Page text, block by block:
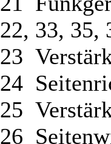
22, 33, 35,
23
24
25
26